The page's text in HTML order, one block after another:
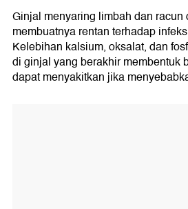
Ginjal menyaring limbah dan racun
membuatnya rentan terhadap
Kelebihan kalsium, oksalat, dan
di ginjal yang berakhir membentuk
dapat menyakitkan jika